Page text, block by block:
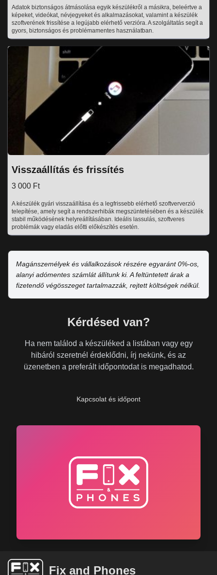
Adatok biztonságos átmásolása egyik készülékről a másikra, beleértve a
képeket, videókat, névjegyeket és alkalmazásokat, valamint a készülék
szoftverének frissítése a legújabb elérhető verzióra. A szolgáltatás segít a
gyors, biztonságos és problémamentes használatban.
Visszaállítás és frissítés
3 000 Ft
A készülék gyári visszaállítása és a legfrissebb elérhető szoftververzió
telepítése, amely segít a rendszerhibák megszüntetésében és a készülék
stabil működésének helyreállításában. Ideális lassulás, szoftveres
problémák vagy eladás előtti előkészítés esetén.
Magánszemélyek és vállalkozások részére egyaránt 0%-os,
alanyi adómentes számlát állítunk ki. A feltüntetett árak a
fizetendő végösszeget tartalmazzák, rejtett költségek nélkül.
Kérdésed van?
Ha nem találod a készüléked a listában vagy egy
hibáról szeretnél érdeklődni, írj nekünk, és az
üzenetben a preferált időpontodat is megadhatod.
Kapcsolat és időpont
Fix and Phones